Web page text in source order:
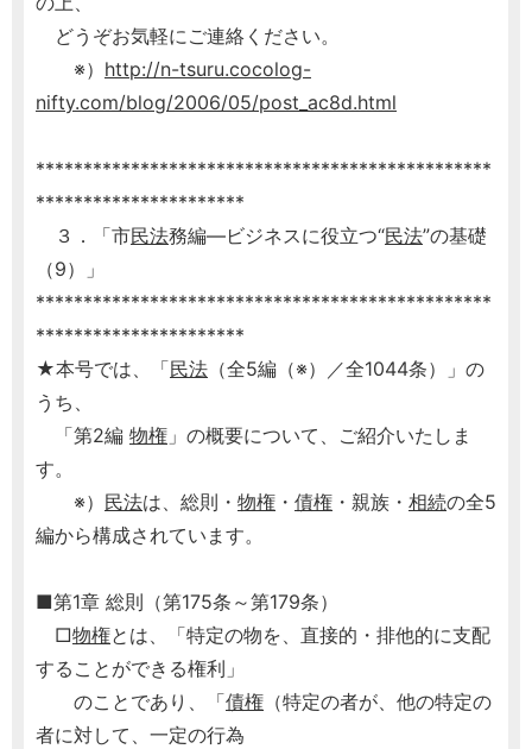
どうぞお気軽にご連絡ください。
※） http://n-tsuru.cocolog-
nifty.com/blog/2006/05/post_ac8d.html
************************************************
**********************
３．「市民法務編―ビジネスに役立つ“民法”の基礎
（9）」
************************************************
**********************
★本号では、「民法 （全5編（※）／全1044条）」の
うち、
「第2編 物権 」の概要について、ご紹介いたしま
す。
※） 民法は、総則・ 物権 ・ 債権 ・親族・ 相続の全5
編から構成されています。
■第1章 総則（第175条～第179条）
□物権とは、「特定の物を、直接的・排他的に支配
することができる権利」
のことであり、「債権 （特定の者が、他の特定の
者に対して、一定の行為